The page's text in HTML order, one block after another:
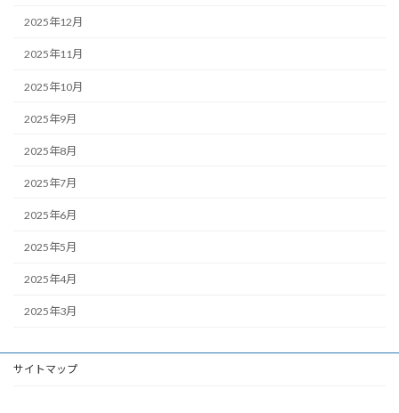
2025年12月
2025年11月
2025年10月
2025年9月
2025年8月
2025年7月
2025年6月
2025年5月
2025年4月
2025年3月
サイトマップ